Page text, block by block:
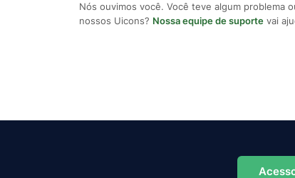
Nós ouvimos você. Você teve algum problema
nossos Uicons? Nossa equipe de suporte vai